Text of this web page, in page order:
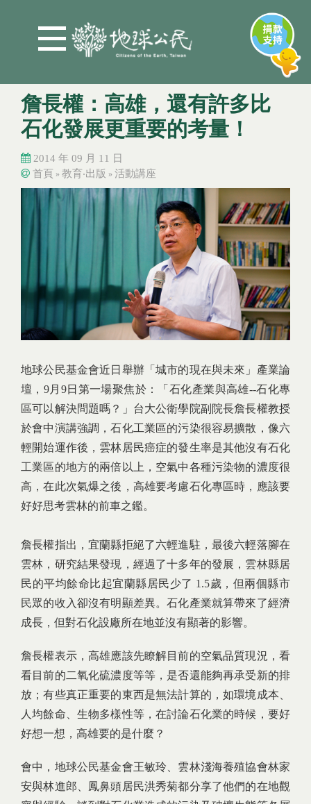
詹長權：高雄，還有許多比
石化發展更重要的考量！
2014 年 09 月 11 日
您在這裡
首頁 » 教育‧出版 » 活動講座
您在這裡
地球公民基金會近日舉辦「城市的現在與未來」產業論
壇，9月9日第一場聚焦於：「石化產業與高雄--石化專
區可以解決問題嗎？」台大公衛學院副院長詹長權教授
於會中演講強調，石化工業區的污染很容易擴散，像六
輕開始運作後，雲林居民癌症的發生率是其他沒有石化
工業區的地方的兩倍以上，空氣中各種污染物的濃度很
高，在此次氣爆之後，高雄要考慮石化專區時，應該要
好好思考雲林的前車之鑑。
詹長權指出，宜蘭縣拒絕了六輕進駐，最後六輕落腳在
雲林，研究結果發現，經過了十多年的發展，雲林縣居
民的平均餘命比起宜蘭縣居民少了 1.5歲，但兩個縣市
民眾的收入卻沒有明顯差異。石化產業就算帶來了經濟
成長，但對石化設廠所在地並沒有顯著的影響。
詹長權表示，高雄應該先瞭解目前的空氣品質現況，看
看目前的二氧化硫濃度等等，是否還能夠再承受新的排
放；有些真正重要的東西是無法計算的，如環境成本、
人均餘命、生物多樣性等，在討論石化業的時候，要好
好想一想，高雄要的是什麼？
會中，地球公民基金會王敏玲、雲林淺海養殖協會林家
安與林進郎、鳳鼻頭居民洪秀菊都分享了他們的在地觀